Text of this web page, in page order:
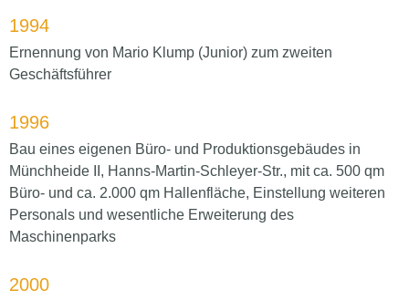
1994
Ernennung von Mario Klump (Junior) zum zweiten
Geschäftsführer
1996
Bau eines eigenen Büro- und Produktionsgebäudes in
Münchheide II, Hanns-Martin-Schleyer-Str., mit ca. 500 qm
Büro- und ca. 2.000 qm Hallenfläche, Einstellung weiteren
Personals und wesentliche Erweiterung des
Maschinenparks
2000